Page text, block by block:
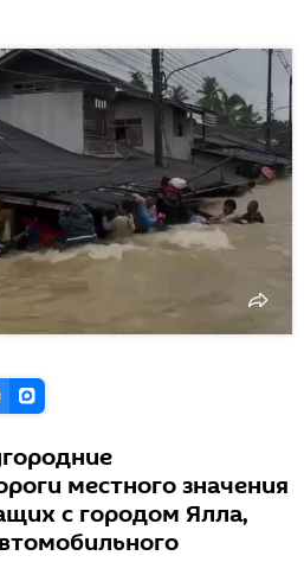
местного значения
с городом Ялла,